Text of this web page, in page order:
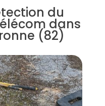
du
dans
(82)